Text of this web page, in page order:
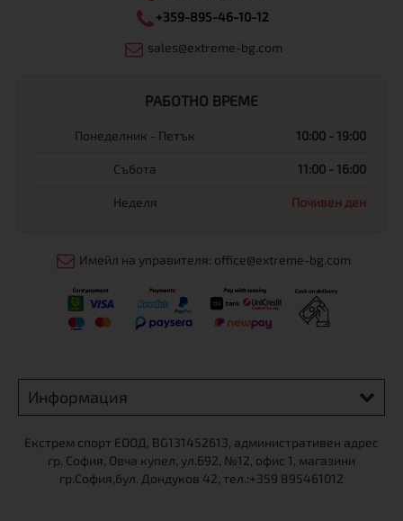
+359-895-46-10-12
sales@extreme-bg.com
РАБОТНО ВРЕМЕ
Понеделник - Петък 10:00 - 19:00
Събота 11:00 - 16:00
Неделя Почивен ден
Имейл на управителя: office@extreme-bg.com
Информация
Екстрем спорт ЕООД, BG131452613, административен адрес
гр. София, Овча купел, ул.692, №12, офис 1, магазини
гр.София,бул. Дондуков 42, тел.:+359 895461012